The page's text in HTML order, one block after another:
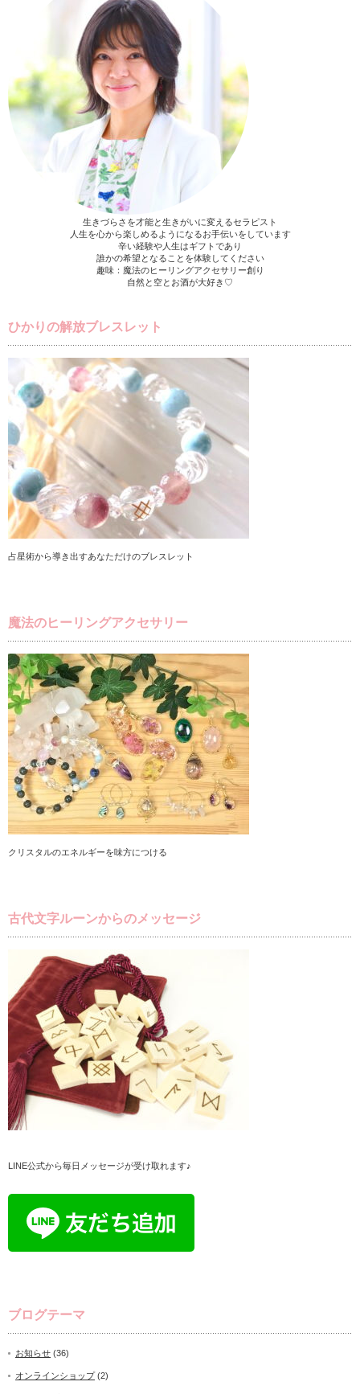
生きづらさを才能と生きがいに変えるセラピスト
人生を心から楽しめるようになるお手伝いをしています
辛い経験や人生はギフトであり
誰かの希望となることを体験してください
趣味：魔法のヒーリングアクセサリー創り
自然と空とお酒が大好き♡
ひかりの解放ブレスレット
占星術から導き出すあなただけのブレスレット
魔法のヒーリングアクセサリー
クリスタルのエネルギーを味方につける
古代文字ルーンからのメッセージ
LINE公式から毎日メッセージが受け取れます♪
ブログテーマ
お知らせ (36)
オンラインショップ(2)